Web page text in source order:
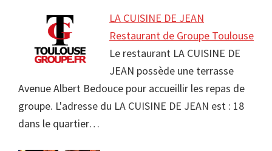
LA CUISINE DE JEAN
Restaurant de Groupe Toulouse
Le restaurant LA CUISINE DE
JEAN possède une terrasse
Avenue Albert Bedouce pour accueillir les repas de
groupe. L'adresse du LA CUISINE DE JEAN est : 18
dans le quartier…